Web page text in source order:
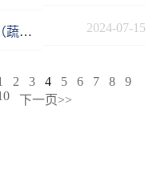
攀枝花市第七高级中学校食堂食材（蔬菜）供应商采购项目竞争性磋商公告 2024-07-15
2 3 4 5 6 7 8
9
下一页>>